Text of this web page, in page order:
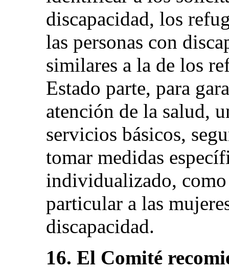
discapacidad, los
las personas con
similares a la de los
Estado parte, para
atención de la salud,
servicios básicos,
tomar medidas
individualizado, como
particular a las
discapacidad.
16. El Comité